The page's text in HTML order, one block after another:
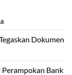
Dokumen
Bank